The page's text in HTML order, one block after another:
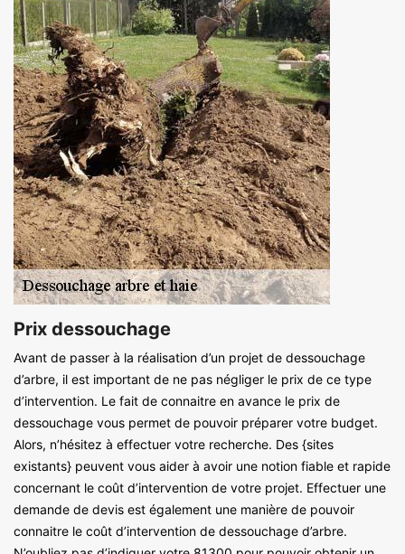
Prix dessouchage
Avant de passer à la réalisation d’un projet de dessouchage
d’arbre, il est important de ne pas négliger le prix de ce type
d’intervention. Le fait de connaitre en avance le prix de
dessouchage vous permet de pouvoir préparer votre budget.
Alors, n’hésitez à effectuer votre recherche. Des {sites
existants} peuvent vous aider à avoir une notion fiable et rapide
concernant le coût d’intervention de votre projet. Effectuer une
demande de devis est également une manière de pouvoir
connaitre le coût d’intervention de dessouchage d’arbre.